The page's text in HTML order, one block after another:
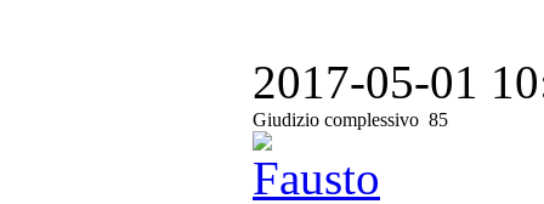
2017-05-01
Giudizio complessivo 85